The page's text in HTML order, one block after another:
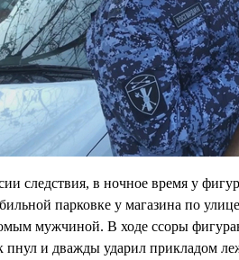
следствия, в ночное время у
парковке у магазина по
мужчиной. В ходе ссоры
пнул и дважды ударил прикладом